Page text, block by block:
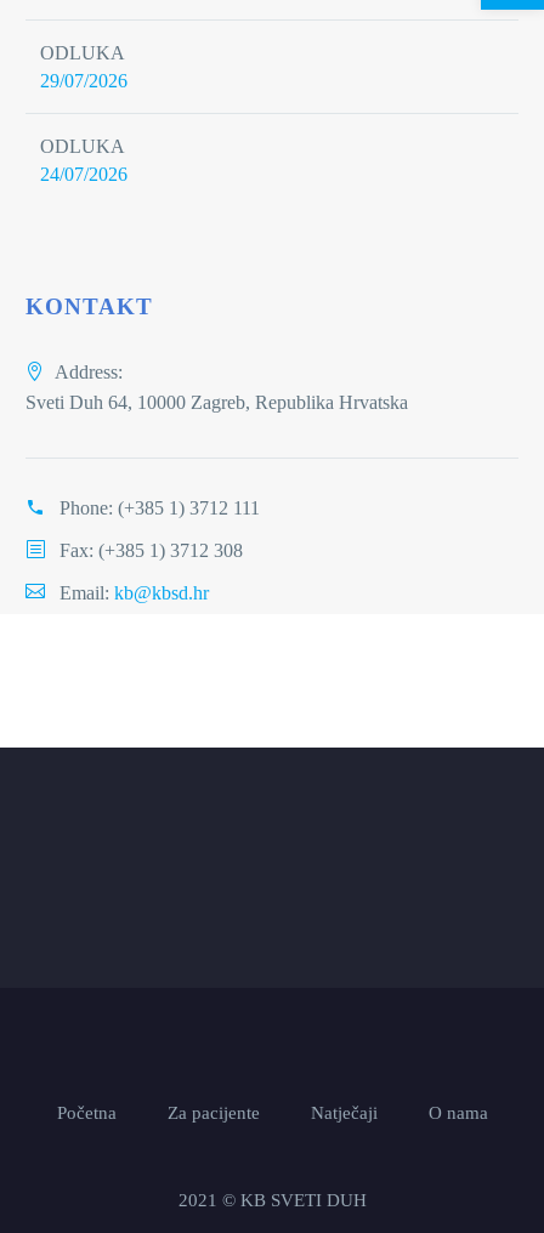
ODLUKA
29/07/2026
ODLUKA
24/07/2026
KONTAKT
Address:
Sveti Duh 64, 10000 Zagreb, Republika Hrvatska
Phone: (+385 1) 3712 111
Fax: (+385 1) 3712 308
Email: kb@kbsd.hr
Početna Za pacijente Natječaji O nama
2021 © KB SVETI DUH